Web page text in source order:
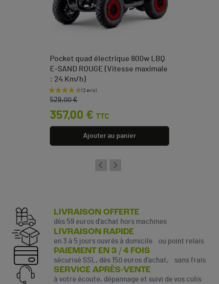
Pocket quad électrique 800w LBQ
E-SAND ROUGE (Vitesse maximale
: 24 Km/h)
Prix de base
529,00 €
Prix
357,00 € TTC
Ajouter au panier
LIVRAISON OFFERTE
dès 59 euros d’achat hors machines
LIVRAISON RAPIDE
en 3 à 5 jours ouvrés à domicile ou point relais
PAIEMENT EN 3 / 4 FOIS
sécurisé SSL, dès 150 euros d’achat, sans frais
SERVICE APRÈS-VENTE
à votre écoute, dépannage et suivi de vos colis